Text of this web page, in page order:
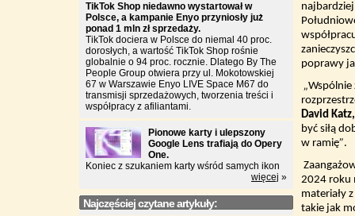
najbardziej
poprawy
„Wspólnie
David
być siłą
w ramię”.
2024 roku
materiały
takie jak
TikTok Shop niedawno wystartował w
Polsce, a kampanie Enyo przyniosły już
ponad 1 mln zł sprzedaży.
TikTok dociera w Polsce do niemal 40 proc.
dorosłych, a wartość TikTok Shop rośnie
globalnie o 94 proc. rocznie. Dlatego By The
People Group otwiera przy ul. Mokotowskiej
67 w Warszawie Enyo LIVE Space M67 do
transmisji sprzedażowych, tworzenia treści i
współpracy z afiliantami.
Pionowe karty i ulepszony
Google Lens trafiają do Opery
One.
Koniec z szukaniem karty wśród samych ikon
więcej »
Najczęściej czytane artykuły: